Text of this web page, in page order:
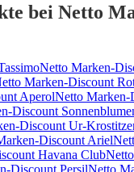
bei Netto
Netto Marken-
Marken-Discount
AperolNetto Marken-
Discount
Discount Ur-
Discount Ariel
Havana Club